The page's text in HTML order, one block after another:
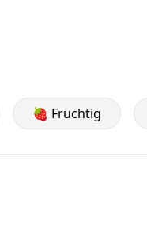
🍓 Fruchtig